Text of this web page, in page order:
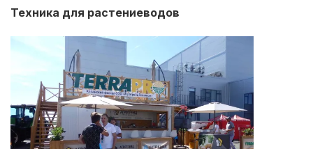
Техника для растениеводов